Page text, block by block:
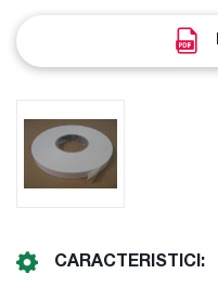
CARACTERISTICI: